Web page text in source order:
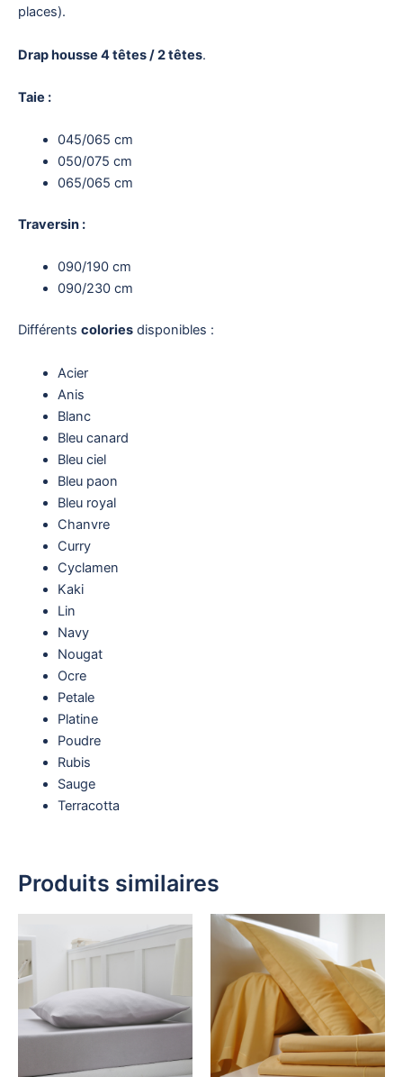
places).
Drap housse 4 têtes / 2 têtes.
Taie :
045/065 cm
050/075 cm
065/065 cm
Traversin :
090/190 cm
090/230 cm
Différents colories disponibles :
Acier
Anis
Blanc
Bleu canard
Bleu ciel
Bleu paon
Bleu royal
Chanvre
Curry
Cyclamen
Kaki
Lin
Navy
Nougat
Ocre
Petale
Platine
Poudre
Rubis
Sauge
Terracotta
Produits similaires